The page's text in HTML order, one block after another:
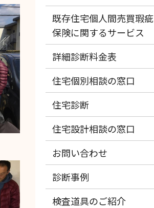
既存住宅個人間売買瑕疵
保険に関するサービス
詳細診断料金表
住宅個別相談の窓口
住宅診断
住宅設計相談の窓口
お問い合わせ
診断事例
検査道具のご紹介